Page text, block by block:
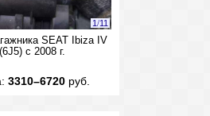
1/11
SEAT Ibiza IV
(6J5) с 2008 г.
3310–6720руб.